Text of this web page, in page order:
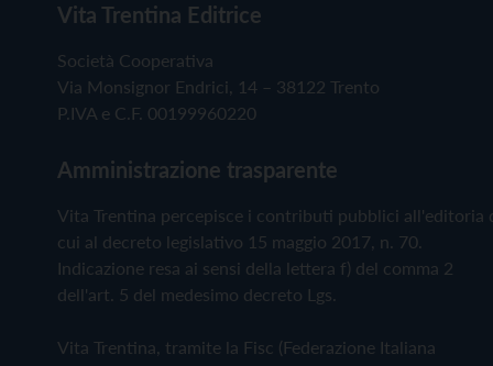
Vita Trentina Editrice
Società Cooperativa
Via Monsignor Endrici, 14 – 38122 Trento
P.IVA e C.F. 00199960220
Amministrazione trasparente
Vita Trentina percepisce i contributi pubblici all'editoria
cui al decreto legislativo 15 maggio 2017, n. 70.
Indicazione resa ai sensi della lettera f) del comma 2
dell'art. 5 del medesimo decreto Lgs.
Vita Trentina, tramite la Fisc (Federazione Italiana